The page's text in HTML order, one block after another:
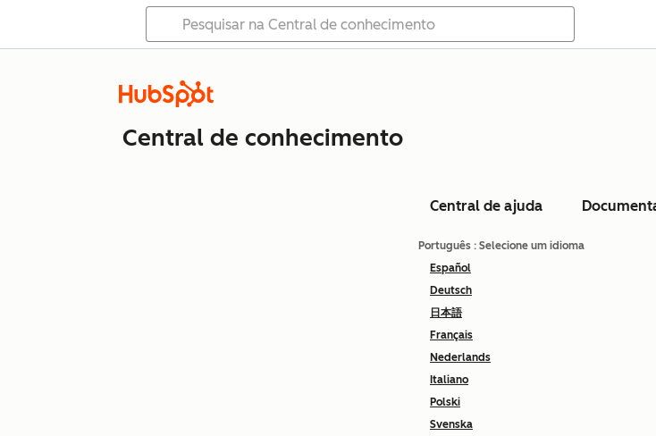
Central de conhecimento
Central de ajuda
Português : Selecione um idioma
Español
Deutsch
日本語
Français
Nederlands
Italiano
Polski
Svenska